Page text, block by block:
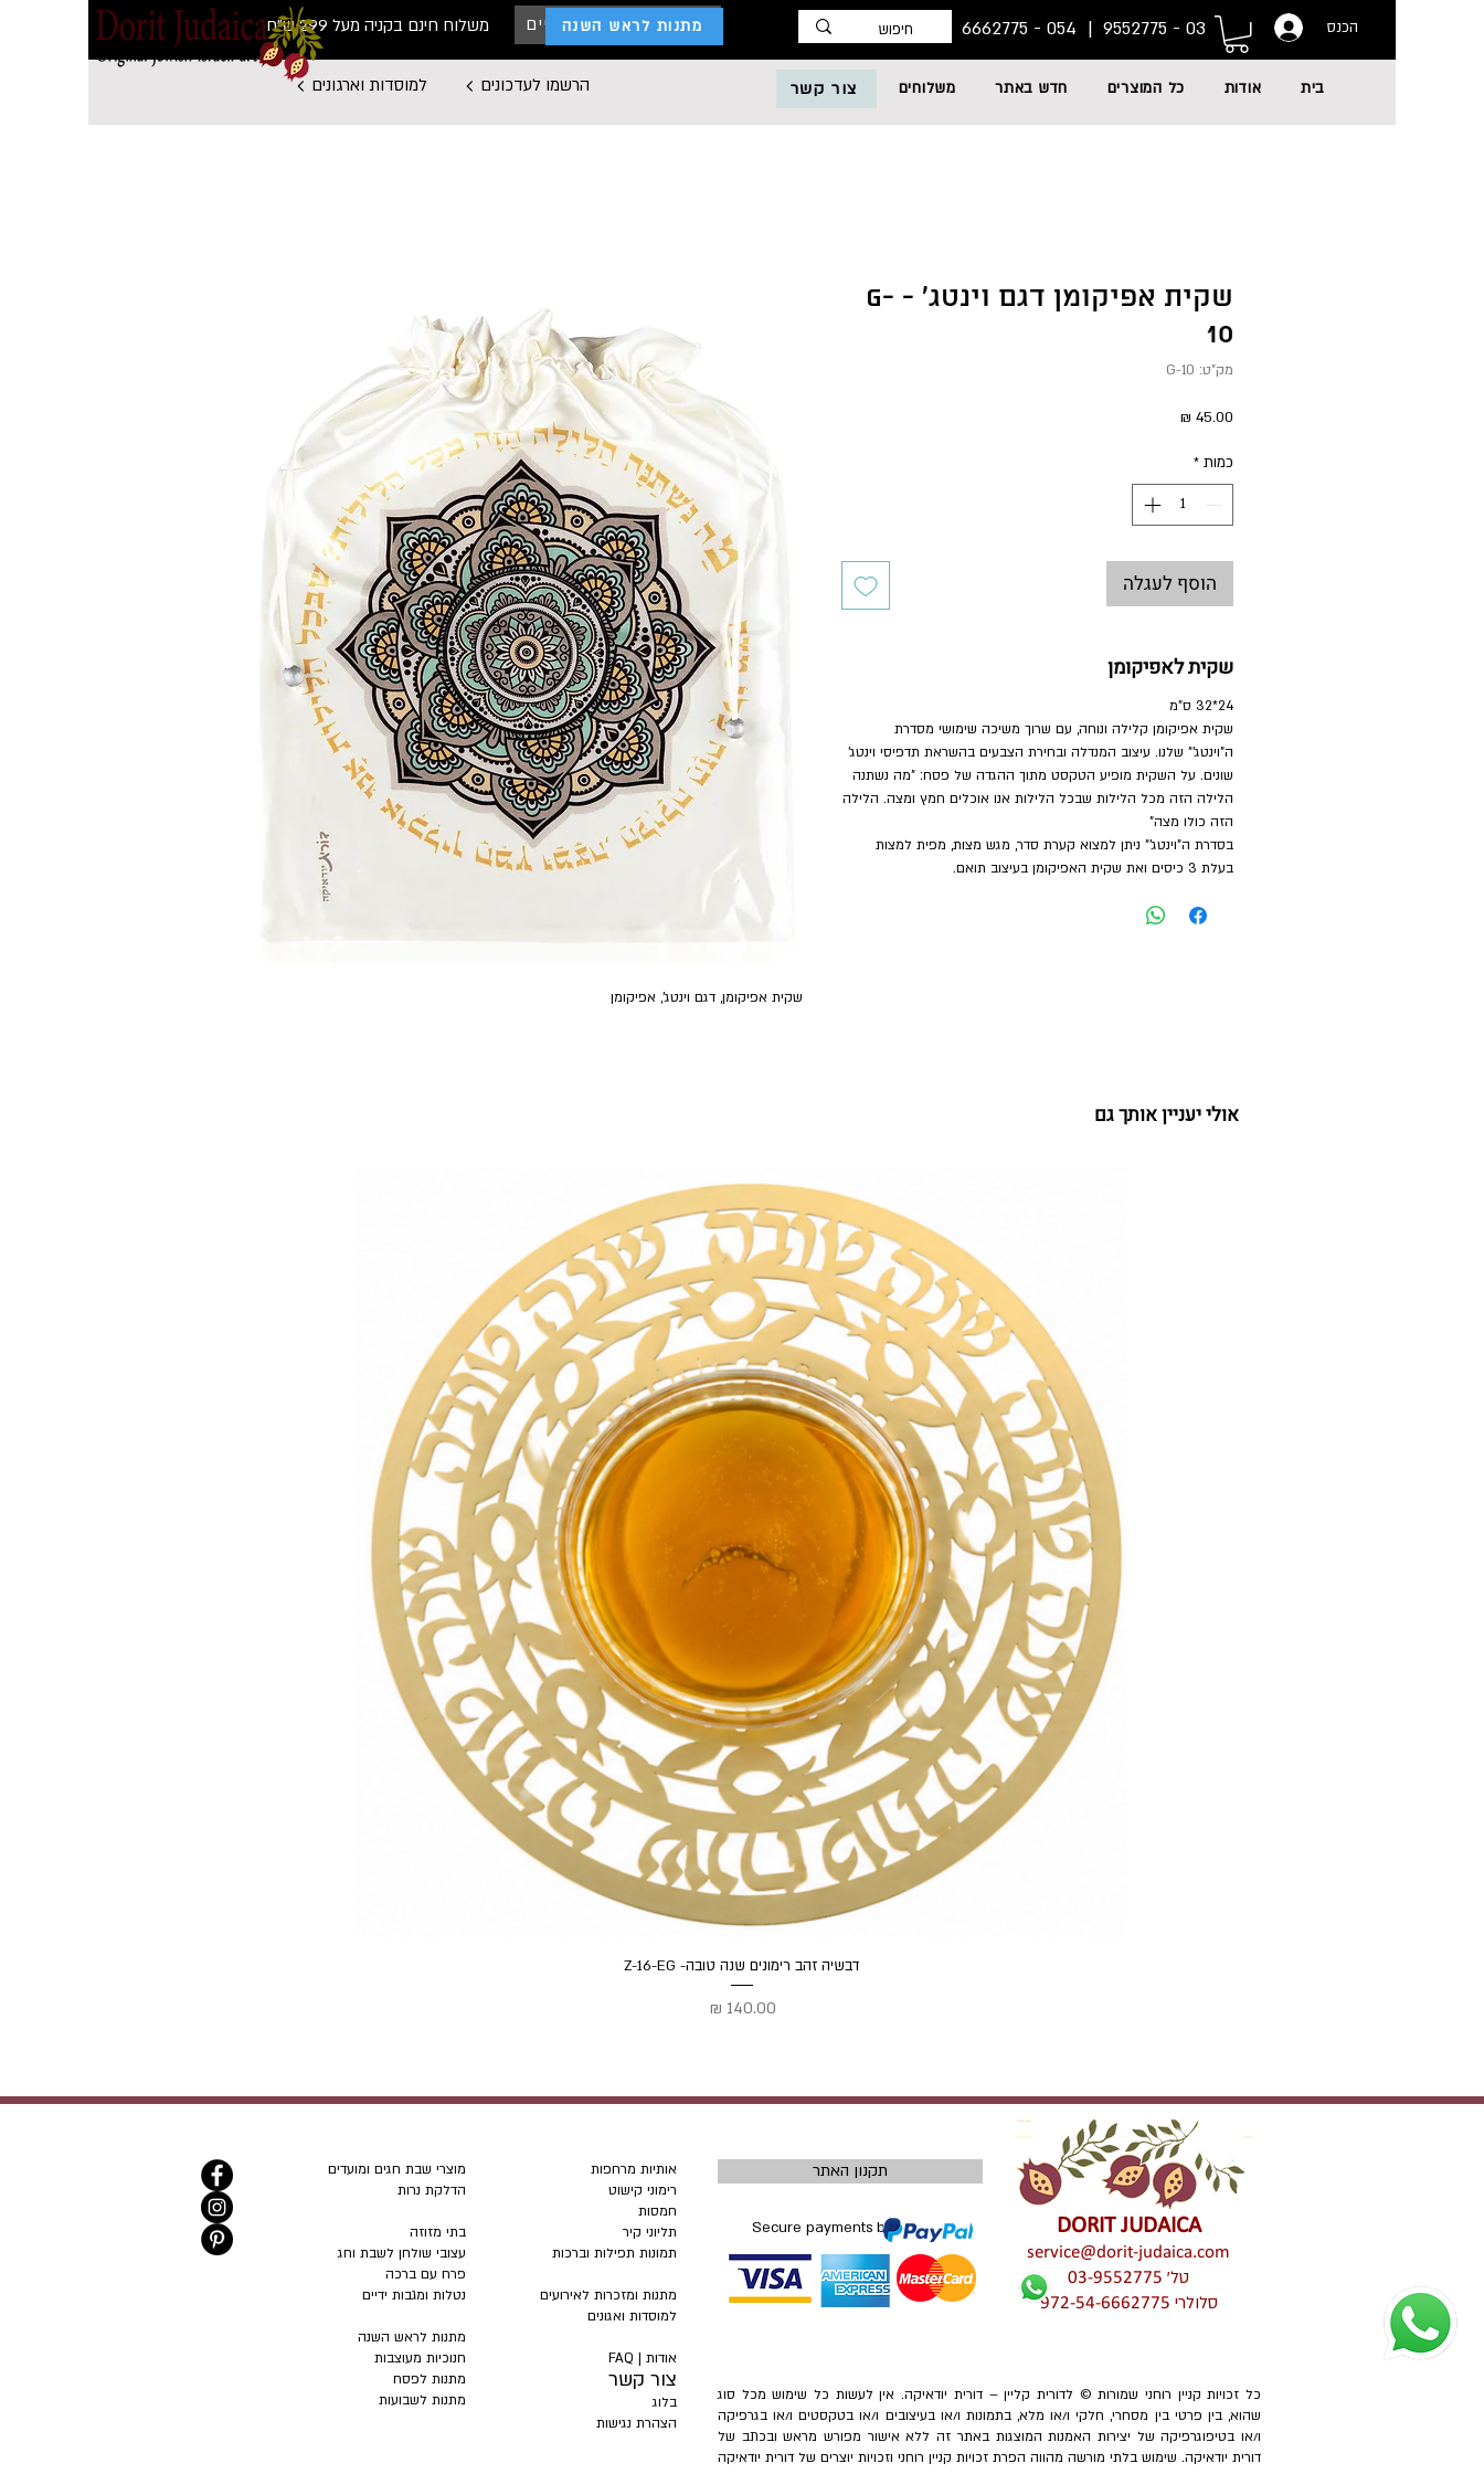
כניסת לקוחות עסקיים משלוח חינם בקניה מעל 299 ש"ח הכנס 03 - 9552775 | מתנות לראש השנה
הרשמו לעדכונים למוסדות וארגונים בית אודות כל המוצרים חדש באתר משלוחים צור קשר
שקית אפיקומן, דגם וינטג', אפיקומן
שקית אפיקומן דגם וינטג' - G-
10
מק"ט: G-10
מחיר
כמות *
הוסף לעגלה
שקית לאפיקומן
24*32 ס"מ
שקית אפיקומן קלילה ונוחה, עם שרוך משיכה שימושי מסדרת
ה"וינטג'" שלנו. עיצוב המנדלה ובחירת הצבעים בהשראת תדפיסי וינטג'
שונים. על השקית מופיע הטקסט מתוך ההגדה של פסח: "מה נשתנה
הלילה הזה מכל הלילות שבכל הלילות אנו אוכלים חמץ ומצה. הלילה
הזה כולו מצה"
בסדרת ה"וינטג'" ניתן למצוא קערת סדר, מגש מצות, מפית למצות
בעלת 3 כיסים ואת שקית האפיקומן בעיצוב תואם.
אולי יעניין אותך גם
תצוגה מהירה
דבשיה זהב רימונים שנה טובה- Z-16-EG
מחיר
DORIT JUDAICA
service@dorit-judaica.com
טל' 03-9552775
סלולרי 972-54-6662775
תקנון האתר
Secure payments by
כל זכויות קניין רוחני שמורות © לדורית קליין – דורית יודאיקה. אין לעשות כל שימוש מכל סוג
שהוא, בין פרטי בין מסחרי, חלקי ו/או מלא, בתמונות ו/או בעיצובים ו/או בטקסטים ו/או בגרפיקה
ו/או בטיפוגרפיקה של יצירות האמנות המוצגות באתר זה ללא אישור מפורש מראש ובכתב של
דורית יודאיקה. שימוש בלתי מורשה מהווה הפרת זכויות קניין רוחני וזכויות יוצרים של דורית יודאיקה
אותיות מרחפות
רימוני קישוט
חמסות
תליוני קיר
תמונות תפילות וברכות
מתנות ומזכרות לאירועים
למוסדות ואגונים
אודות | FAQ
צור קשר
בלוג
הצהרת נגישות
מוצרי שבת חגים ומועדים
הדלקת נרות
בתי מזוזה
עצובי שולחן לשבת וחג
פרח עם ברכה
נטלות ומגבות ידיים
מתנות לראש השנה
חנוכיות מעוצבות
מתנות לפסח
מתנות לשבועות